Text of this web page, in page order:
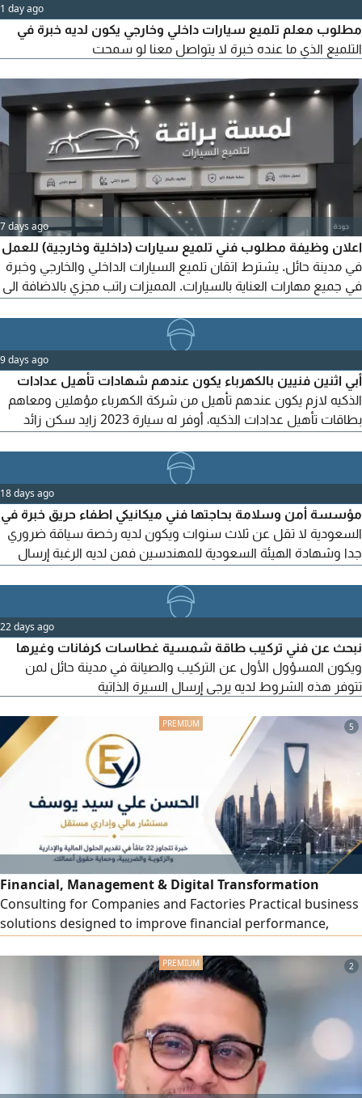
1 day ago
مطلوب معلم تلميع سيارات داخلي وخارجي يكون لديه خبرة في
التلميع الذي ما عنده خبرة لا يتواصل معنا لو سمحت
7 days ago
اعلان وظيفة مطلوب فني تلميع سيارات (داخلية وخارجية) للعمل
في مدينة حائل. يشترط اتقان تلميع السيارات الداخلي والخارجي وخبرة
في جميع مهارات العناية بالسيارات. المميزات راتب مجزي بالاضافة الى
9 days ago
أبي اثنين فنيين بالكهرباء يكون عندهم شهادات تأهيل عدادات
الذكيه لازم يكون عندهم تأهيل من شركة الكهرباء مؤهلين ومعاهم
بطاقات تأهيل عدادات الذكيه، أوفر له سيارة 2023 زايد سكن زائد
18 days ago
مؤسسة أمن وسلامة بحاجتها فني ميكانيكي اطفاء حريق خبرة في
السعودية لا تقل عن ثلاث سنوات ويكون لديه رخصة سياقة ضروري
جدا وشهادة الهيئة السعودية للمهندسين فمن لديه الرغبة إرسال
22 days ago
نبحث عن فني تركيب طاقة شمسية غطاسات كرفانات وغيرها
ويكون المسؤول الأول عن التركيب والصيانة في مدينة حائل لمن
تتوفر هذه الشروط لديه يرجى إرسال السيرة الذاتية
5
Financial, Management & Digital Transformation
Consulting for Companies and Factories Practical business
solutions designed to improve financial performance,
management decision - making. Services include Financial
and management consulting - Financial statements and
KPI analysis - Budgeting and cash flow planning - Cost
accounting and profitability
2